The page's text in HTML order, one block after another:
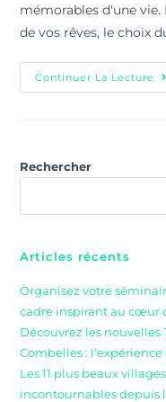
mémorables d'une
de vos rêves, le choix
Continuer La Lecture
Rechercher
Articles récents
Organisez votre
cadre inspirant au cœur
Découvrez les
Combelles :
Les 11 plus beaux
incontournables depuis